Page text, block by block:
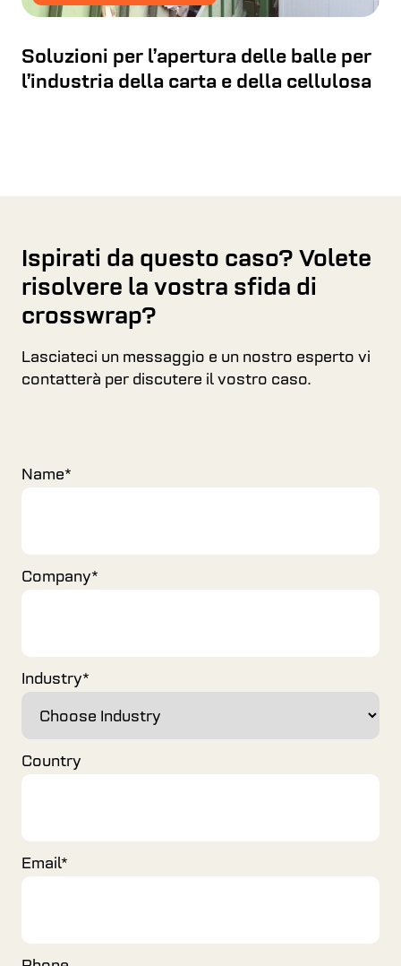
Soluzioni per l’apertura delle balle per
l’industria della carta e della cellulosa
Ispirati da questo caso? Volete
risolvere la vostra sfida di
crosswrap?
Lasciateci un messaggio e un nostro esperto vi
contatterà per discutere il vostro caso.
Name*
Company*
Industry*
Country
Email*